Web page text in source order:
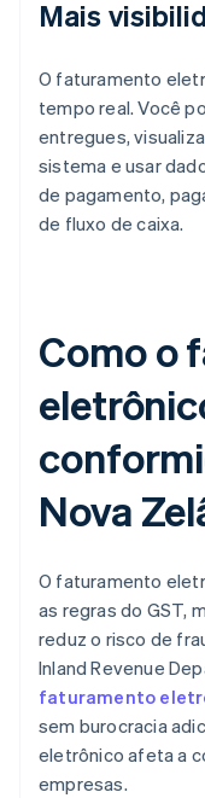
Mais
O faturamento
tempo real. Você
entregues,
sistema e usar
de pagamento,
de fluxo de caixa.
Como o
Nova
O faturamento
as regras do GST,
reduz o risco de
Inland Revenue
faturamento
sem burocracia
eletrônico afeta a
empresas.